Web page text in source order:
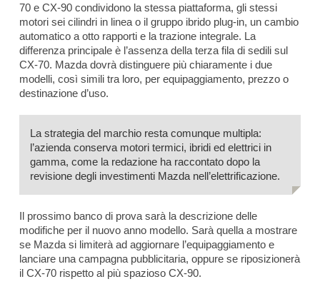
70 e CX-90 condividono la stessa piattaforma, gli stessi
motori sei cilindri in linea o il gruppo ibrido plug-in, un cambio
automatico a otto rapporti e la trazione integrale. La
differenza principale è l’assenza della terza fila di sedili sul
CX-70. Mazda dovrà distinguere più chiaramente i due
modelli, così simili tra loro, per equipaggiamento, prezzo o
destinazione d’uso.
La strategia del marchio resta comunque multipla:
l’azienda conserva motori termici, ibridi ed elettrici in
gamma, come la redazione ha raccontato dopo la
revisione degli investimenti Mazda nell’elettrificazione.
Il prossimo banco di prova sarà la descrizione delle
modifiche per il nuovo anno modello. Sarà quella a mostrare
se Mazda si limiterà ad aggiornare l’equipaggiamento e
lanciare una campagna pubblicitaria, oppure se riposizionerà
il CX-70 rispetto al più spazioso CX-90.